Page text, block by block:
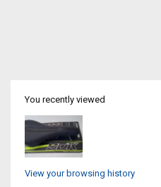
You recently viewed
View your browsing history